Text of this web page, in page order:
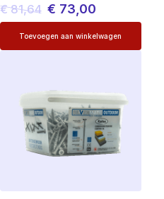
€81,64
Le
prix
€ 81,64.
€ 73,00
Le
prix
€ 73,00.